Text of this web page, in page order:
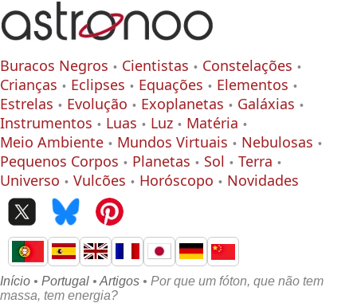
Buracos Negros Cientistas
Constelações
Crianças
Eclipses Equações
Elementos
Estrelas
Evolução Exoplanetas
Galáxias
Instrumentos
Luas Luz
Matéria
Meio Ambiente
Mundos Virtuais
Nebulosas
Pequenos Corpos
Planetas Sol
Terra
Universo
Vulcões Horóscopo Novidades
Início • Portugal • Artigos • Por que um fóton, que não tem
massa, tem energia?